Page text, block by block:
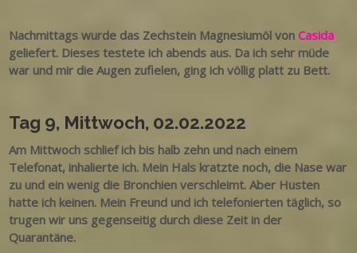
Nachmittags wurde das Zechstein Magnesiumöl vonCasida
geliefert. Dieses testete ich abends aus. Da ich sehr müde
war und mir die Augen zufielen, ging ich völlig platt zu Bett.
Tag 9, Mittwoch, 02.02.2022
Am Mittwoch schlief ich bis halb zehn und nach einem
Telefonat, inhalierte ich. Mein Hals kratzte noch, die Nase war
zu und ein wenig die Bronchien verschleimt. Aber Husten
hatte ich keinen. Mein Freund und ich telefonierten täglich, so
trugen wir uns gegenseitig durch diese Zeit in der
Quarantäne.